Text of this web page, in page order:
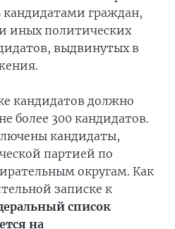
кандидатами граждан,
иных политических
выдвинутых в
кандидатов должно
более 300 кандидатов.
кандидаты,
партией по
округам. Как
записке к
список
на